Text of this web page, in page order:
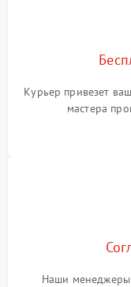
Курьер привезет
мастера
Наши менеджеры